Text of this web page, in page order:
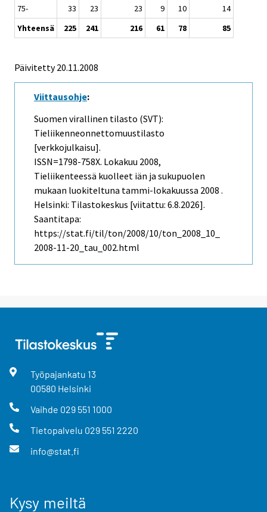
75-
33 23 23 9 10
14
Yhteensä
225 241 216 61 78 85
Päivitetty20.11.2008
Viittausohje:
Suomen virallinen tilasto (SVT):
Tieliikenneonnettomuustilasto
[verkkojulkaisu].
ISSN=1798-758X. Lokakuu 2008,
Tieliikenteessä kuolleet iän ja sukupuolen
mukaan luokiteltuna tammi-lokakuussa 2008 .
Helsinki: Tilastokeskus [viitattu: 6.8.2026].
Saantitapa:
https://stat.fi/til/ton/2008/10/ton_2008_10_
2008-11-20_tau_002.html
Työpajankatu 13
00580 Helsinki
Vaihde 029 551 1000
Tietopalvelu 029 551 2220
info@stat.fi
Kysy meiltä